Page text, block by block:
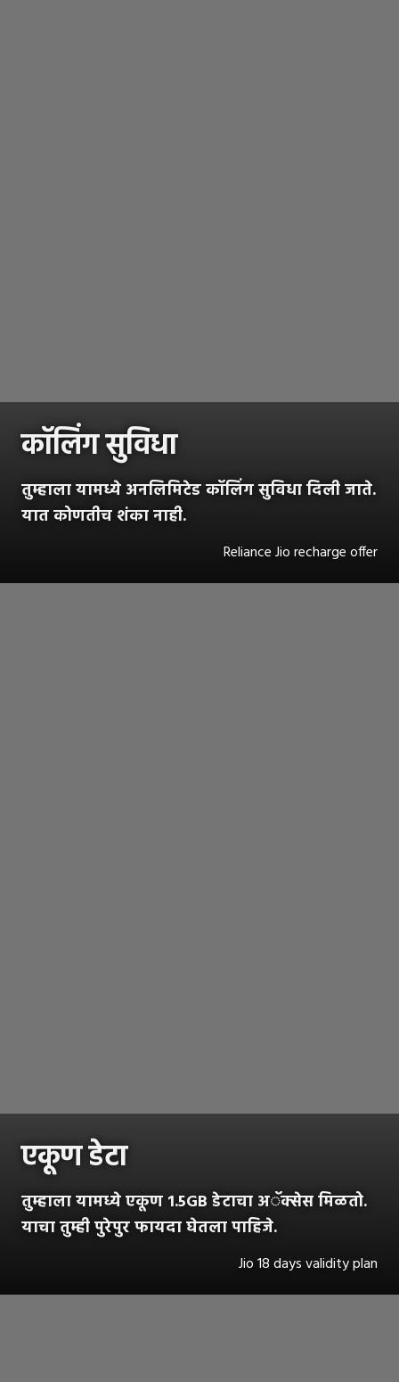
कॉलिंग सुविधा
तुम्हाला यामध्ये अनलिमिटेड कॉलिंग सुविधा दिली जाते.
यात कोणतीच शंका नाही.
Reliance Jio recharge offer
एकूण डेटा
तुम्हाला यामध्ये एकूण 1.5GB डेटाचा अॅक्सेस मिळतो.
याचा तुम्ही पुरेपुर फायदा घेतला पाहिजे.
Jio 18 days validity plan